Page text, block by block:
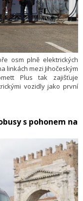
osm plně elektrických
linkách mezi Jihočeským
Plus tak zajišťuje
vozidly jako první
1,7 milionu cestujících.
navrhla a postavila
s pohonem na